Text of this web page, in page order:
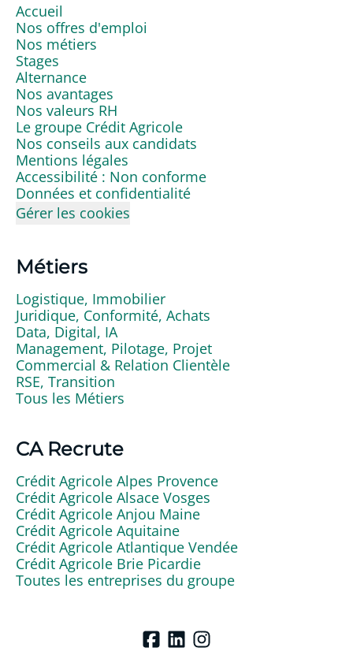
Accueil
Nos offres d'emploi
Nos métiers
Stages
Alternance
Nos avantages
Nos valeurs RH
Le groupe Crédit Agricole
Nos conseils aux candidats
Mentions légales
Accessibilité : Non conforme
Données et confidentialité
Gérer les cookies
Métiers
Logistique, Immobilier
Juridique, Conformité, Achats
Data, Digital, IA
Management, Pilotage, Projet
Commercial & Relation Clientèle
RSE, Transition
Tous les Métiers
CA Recrute
Crédit Agricole Alpes Provence
Crédit Agricole Alsace Vosges
Crédit Agricole Anjou Maine
Crédit Agricole Aquitaine
Crédit Agricole Atlantique Vendée
Crédit Agricole Brie Picardie
Toutes les entreprises du groupe